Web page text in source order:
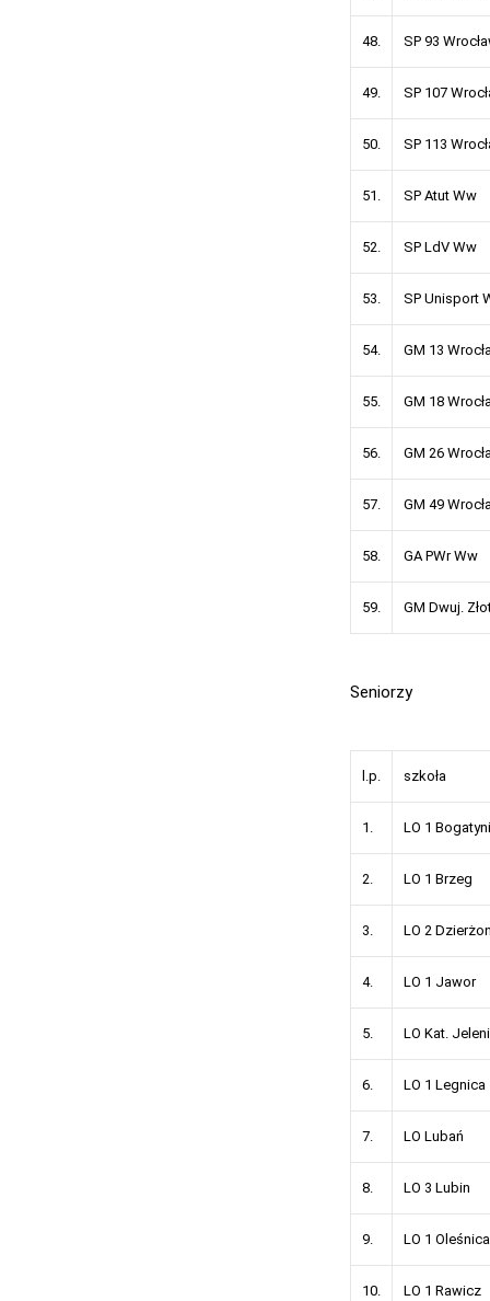
48. SP 93
49. SP 107
50. SP 113
51. SP Atut
52. SP LdV
53. SP
54. GM 13
55. GM 18
56. GM 26
57. GM 49
58. GA PWr
59. GM Dwuj.
Seniorzy
l.p. szkoła
1. LO 1
2. LO 1 Brzeg
3. LO 2
4. LO 1 Jawor
5. LO Kat.
6. LO 1 Legnica
7. LO Lubań
8. LO 3 Lubin
9. LO 1 Oleśnica
10. LO 1 Rawicz